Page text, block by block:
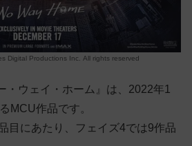
Digital Productions Inc. All rights reserved
・ウェイ・ホーム』は、2022年1
MCU作品です。
目にあたり、フェイズ4では9作品